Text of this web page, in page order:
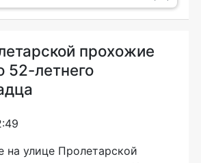
прохожие
52-летнего
на улице Пролетарской